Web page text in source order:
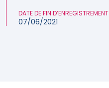
DATE DE FIN D’ENREGISTREMENT
07/06/2021